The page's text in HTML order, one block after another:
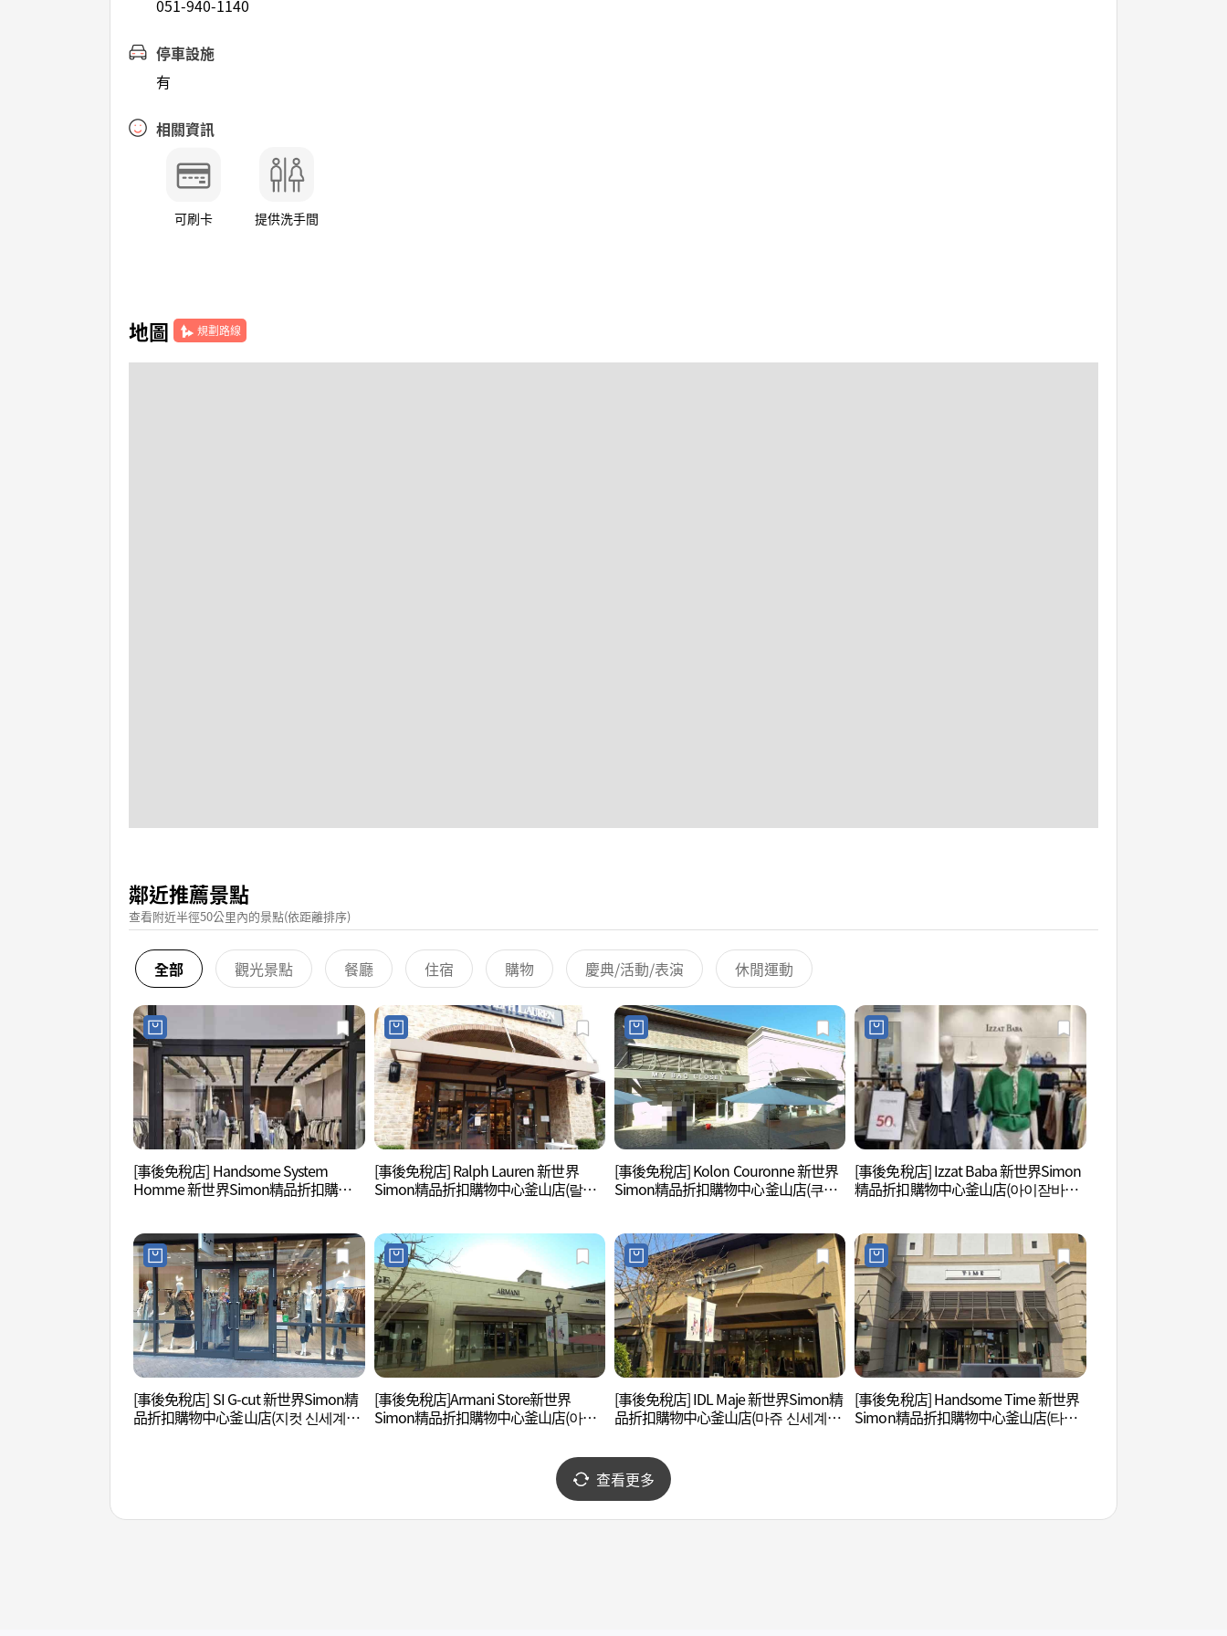
051-940-1140
停車設施
有
相關資訊
可刷卡 提供洗手間
地圖 規劃路線
鄰近推薦景點
查看附近半徑50公里內的景點(依距離排序)
全部 觀光景點 餐廳 住宿 購物 慶典/活動/表演 休閒運動
[事後免稅店] Handsome System
Homme 新世界Simon精品折扣購物
[事後免稅店] Ralph Lauren 新世界
Simon精品折扣購物中心釜山店(랄프
[事後免稅店] Kolon Couronne 新世界
Simon精品折扣購物中心釜山店(쿠론
[事後免稅店] Izzat Baba 新世界Simon
精品折扣購物中心釜山店(아이잗바바
[事後免稅店] SI G-cut 新世界Simon精
品折扣購物中心釜山店(지컷 신세계사
[事後免稅店]Armani Store新世界
Simon精品折扣購物中心釜山店(아르
[事後免稅店] IDL Maje 新世界Simon精
品折扣購物中心釜山店(마쥬 신세계사
[事後免稅店] Handsome Time 新世界
Simon精品折扣購物中心釜山店(타임
查看更多